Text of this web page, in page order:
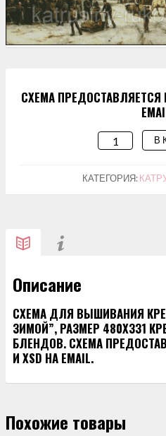
СХЕМА ПРЕДОСТАВЛЯЕТСЯ
КОЛИЧЕСТВО
СХЕМА
ДЛЯ
В
КАТЕГОРИЯ:
Описание
СХЕМА ДЛЯ ВЫШИВАНИЯ
ЗИМОЙ”, РАЗМЕР 480Х331
БЛЕНДОВ. СХЕМА
И XSD НА EMAIL.
Похожие товары